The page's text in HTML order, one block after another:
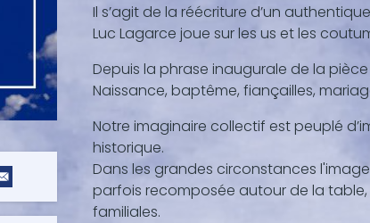
Il s’agit de la réécriture d’un
Luc Lagarce joue sur les us et les
Depuis la phrase inaugurale de la
Naissance, baptême, fiançailles,
Notre imaginaire collectif est peuplé
historique.
Dans les grandes circonstances
parfois recomposée autour de la
familiales.